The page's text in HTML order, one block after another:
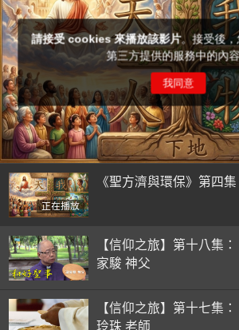
正在播放
《聖方濟與環保》第四
【信仰之旅】第十八集
家駿 神父
【信仰之旅】第十七集